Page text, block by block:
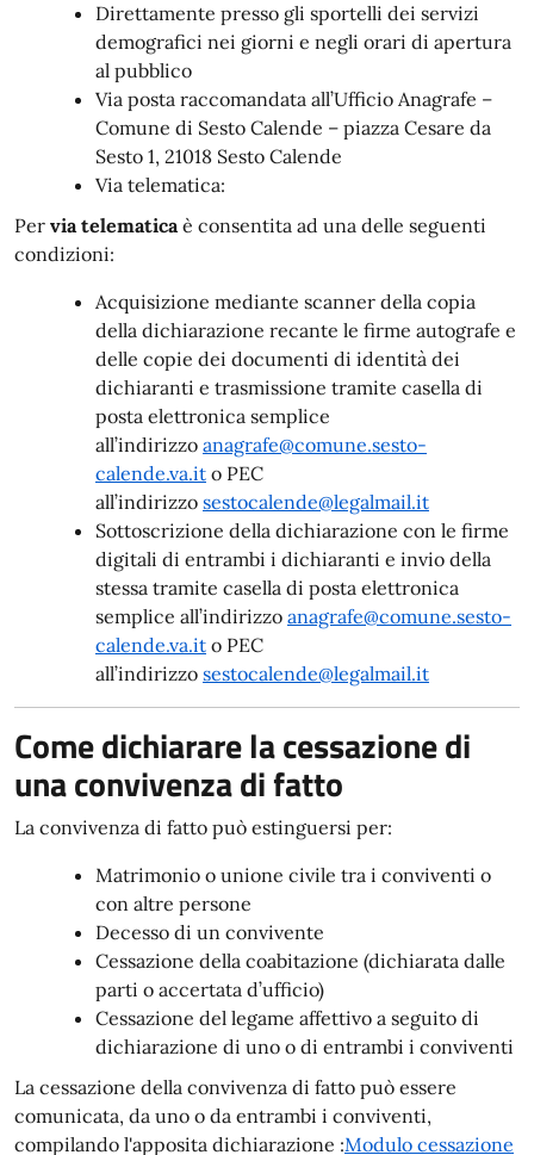
Direttamente presso gli sportelli dei servizi
demografici nei giorni e negli orari di apertura
al pubblico
Via posta raccomandata all’Ufficio Anagrafe –
Comune di Sesto Calende – piazza Cesare da
Sesto 1, 21018 Sesto Calende
Via telematica:
Per via telematicaè consentita ad una delle seguenti
condizioni:
Acquisizione mediante scanner della copia
della dichiarazione recante le firme autografe e
delle copie dei documenti di identità dei
dichiaranti e trasmissione tramite casella di
posta elettronica semplice
all’indirizzo anagrafe@comune.sesto-
calende.va.it o PEC
all’indirizzo sestocalende@legalmail.it
Sottoscrizione della dichiarazione con le firme
digitali di entrambi i dichiaranti e invio della
stessa tramite casella di posta elettronica
semplice all’indirizzo anagrafe@comune.sesto-
calende.va.it o PEC
all’indirizzo sestocalende@legalmail.it
Come dichiarare la cessazione di
una convivenza di fatto
La convivenza di fatto può estinguersi per:
Matrimonio o unione civile tra i conviventi o
con altre persone
Decesso di un convivente
Cessazione della coabitazione (dichiarata dalle
parti o accertata d’ufficio)
Cessazione del legame affettivo a seguito di
dichiarazione di uno o di entrambi i conviventi
La cessazione della convivenza di fatto può essere
comunicata, da uno o da entrambi i conviventi,
compilando l'apposita dichiarazione :Modulo cessazione